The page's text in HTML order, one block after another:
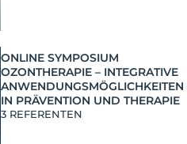
ONLINE SYMPOSIUM
OZONTHERAPIE – INTEGRATIVE
ANWENDUNGSMÖGLICHKEITEN
IN PRÄVENTION UND THERAPIE
3 REFERENTEN